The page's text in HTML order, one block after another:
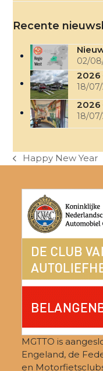
Recente
02/
2026
18/
2026
18/
previous
Happy New Year
MGTTO is
Engeland, de
en